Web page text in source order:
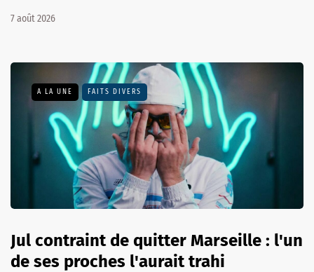
7 août 2026
A LA UNE FAITS DIVERS
Jul contraint de quitter Marseille : l'un
de ses proches l'aurait trahi